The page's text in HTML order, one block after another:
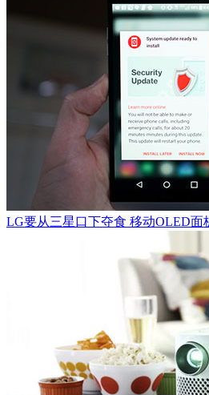
LG要从三星口下夺食 移动OLED面